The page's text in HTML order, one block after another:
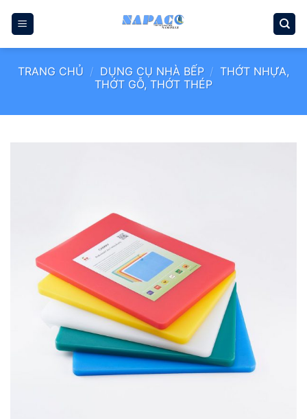
qua
TRANG CHỦ / DỤNG CỤ NHÀ BẾP / THỚT NHỰA,
THỚT GỖ, THỚT THÉP